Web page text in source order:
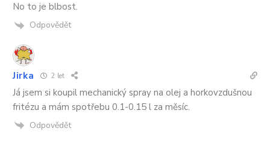
No to je blbost.
Odpovědět
Jirka 2 let
Já jsem si koupil mechanický spray na olej a horkovzdušnou
fritézu a mám spotřebu 0.1-0.15 l za měsíc.
Odpovědět